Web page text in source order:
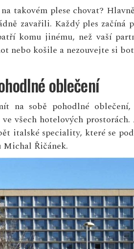
takovém plese chovat?
zavařili. Každý ples
komu jinému, než vaší
nebo košile a nezouvejte si
oblečení
na sobě pohodlné
všech hotelových
italské speciality, které se
Řičánek.